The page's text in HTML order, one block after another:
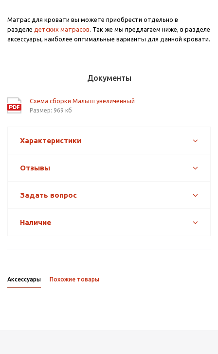
Матрас для кровати вы можете приобрести отдельно в
разделе детских матрасов. Так же мы предлагаем ниже, в разделе
аксессуары, наиболее оптимальные варианты для данной кровати.
Документы
Схема сборки Малыш увеличенный
Размер: 969 кб
Характеристики
Отзывы
Задать вопрос
Наличие
Аксессуары Похожие товары